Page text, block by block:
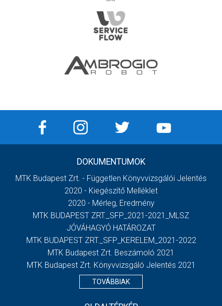
DOKUMENTUMOK
MTK Budapest Zrt. - Független Könyvvizsgálói Jelentés
2020 - Kiegészítő Melléklet
2020 - Mérleg, Eredmény
MTK BUDAPEST ZRT._SFP_2021-2021_MLSZ
JÓVÁHAGYÓ HATÁROZAT
MTK BUDAPEST ZRT._SFP_KERELEM_2021-2022
MTK Budapest Zrt. Beszámoló 2021
MTK Budapest Zrt. Könyvvizsgáló Jelentés 2021
TOVÁBBIAK